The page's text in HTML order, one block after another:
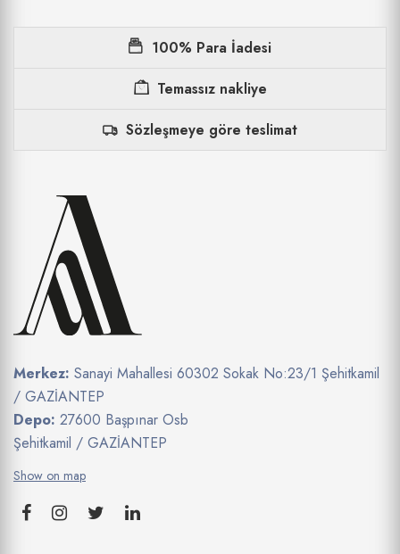
100% Para İadesi
Temassız nakliye
Sözleşmeye göre teslimat
Merkez: Sanayi Mahallesi 60302 Sokak No:23/1 Şehitkamil
/ GAZİANTEP
Depo: 27600 Başpınar Osb
Şehitkamil / GAZİANTEP
Show on map